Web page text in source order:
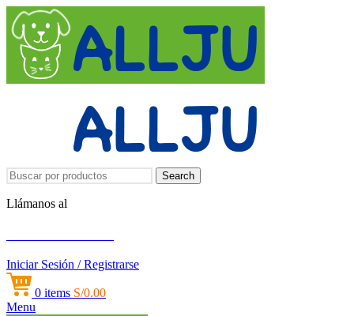
Search
Llámanos al
Iniciar Sesión / Registrarse
0 items S/0.00
Menu